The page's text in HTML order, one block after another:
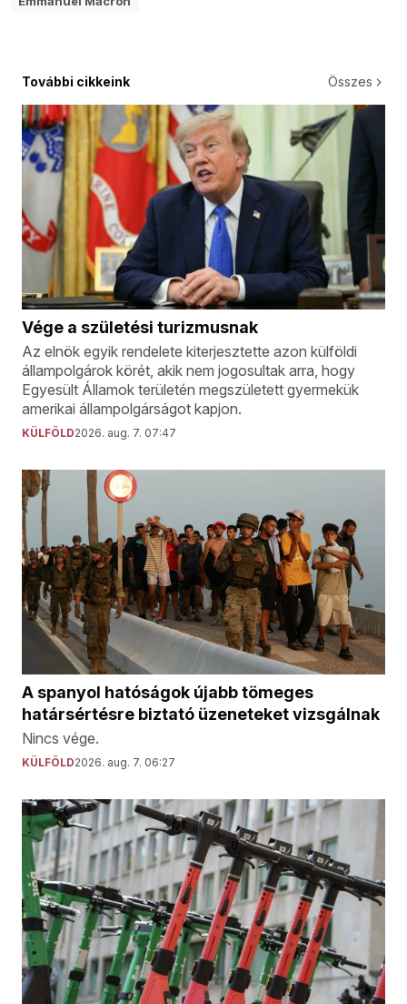
További cikkeink Összes
Vége a születési turizmusnak
Az elnök egyik rendelete kiterjesztette azon külföldi
állampolgárok körét, akik nem jogosultak arra, hogy
Egyesült Államok területén megszületett gyermekük
amerikai állampolgárságot kapjon.
KÜLFÖLD2026. aug. 7. 07:47
A spanyol hatóságok újabb tömeges
határsértésre biztató üzeneteket vizsgálnak
Nincs vége.
KÜLFÖLD2026. aug. 7. 06:27